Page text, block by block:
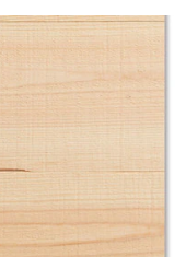
テリア（外構）
ング・ 床材
リア・家具
用品
・壁材
ョールーム
ョールーム
マート
ショールー
ーみのお HDC
方へ
合わせ
公開
り3年保証
紹介
Coziコンシ
リノベ会社が みつ
ノベりす